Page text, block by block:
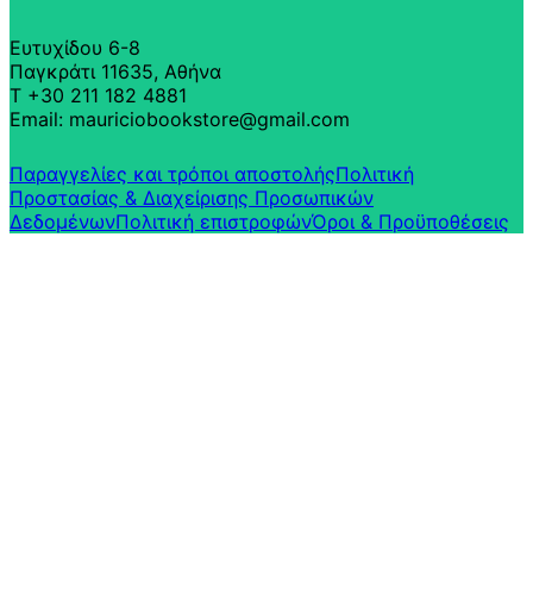
Ευτυχίδου 6-8
Παγκράτι 11635, Αθήνα
T +30 211 182 4881
Email: mauriciobookstore@gmail.com
Παραγγελίες και τρόποι αποστολήςΠολιτική
Προστασίας & Διαχείρισης Προσωπικών
ΔεδομένωνΠολιτική επιστροφών​Όροι & Προϋποθέσεις​